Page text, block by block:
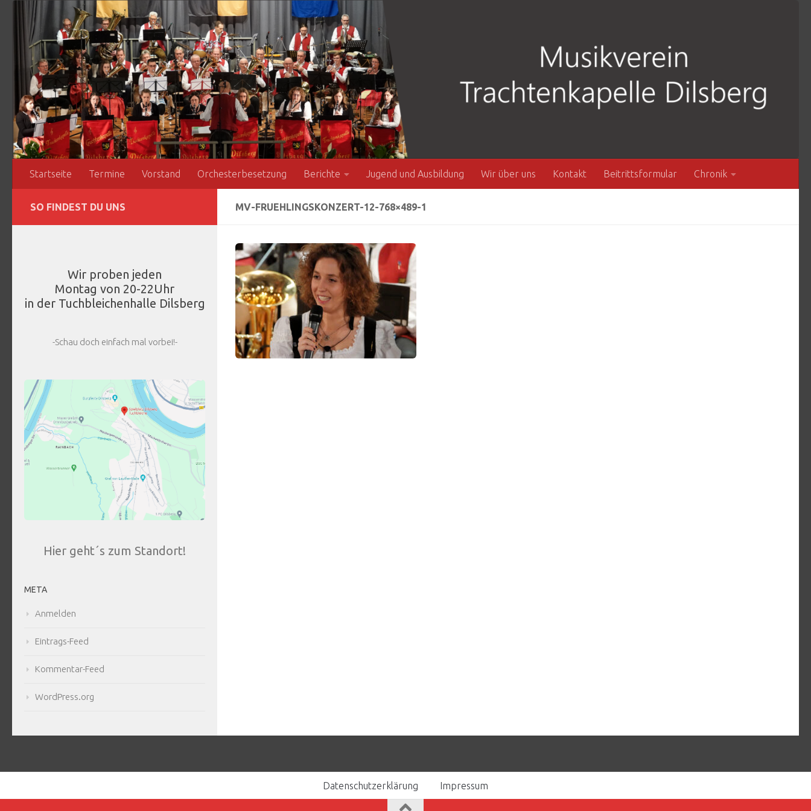
Zum Inhalt springen
Startseite Termine Vorstand Orchesterbesetzung Berichte Jugend und Ausbildung Wir über uns Kontakt Beitrittsformular Chronik
MV-FRUEHLINGSKONZERT-12-768×489-1
SO FINDEST DU UNS
Wir proben jeden
Montag von 20-22Uhr
in der Tuchbleichenhalle Dilsberg
-Schau doch einfach mal vorbei!-
Hier geht´s zum Standort!
META
Anmelden
Eintrags-Feed
Kommentar-Feed
WordPress.org
Datenschutzerklärung Impressum